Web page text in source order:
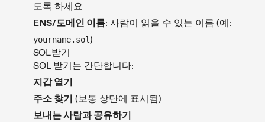
도록 하세요
ENS/도메인 이름: 사람이 읽을 수 있는 이름 (예:
yourname.sol)
SOL 받기
SOL 받기는 간단합니다:
지갑 열기
주소 찾기 (보통 상단에 표시됨)
보내는 사람과 공유하기